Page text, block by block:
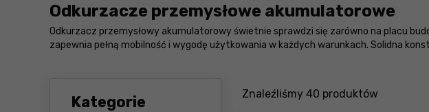
Stopka
Mapa strony
Odkurzacze przemysłowe akumulatorowe
Odkurzacz przemysłowy akumulatorowy świetnie sprawdzi się zarówno na placu
zapewnia pełną mobilność i wygodę użytkowania w każdych warunkach. Solidna
Kategorie Znaleźliśmy 40 produktów